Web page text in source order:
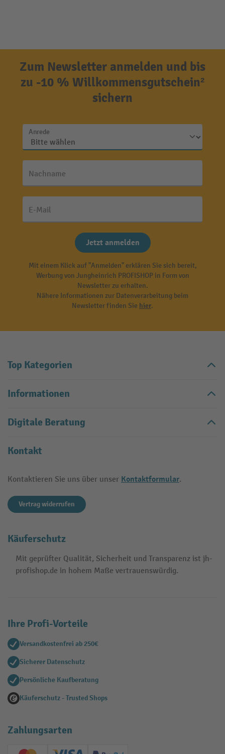
Zum Newsletter anmelden und bis
zu -10 % Willkommensgutschein²
sichern
Anrede
Nachname
E-Mail
Jetzt anmelden
Mit einem Klick auf "Anmelden" erklären Sie sich bereit,
Werbung von Jungheinrich PROFISHOP in Form von
Newsletter zu erhalten.
Nähere Informationen zur Datenverarbeitung beim
Newsletter finden Sie hier.
Top Kategorien
Informationen
Digitale Beratung
Kontakt
Kontaktieren Sie uns über unser Kontaktformular.
Vertrag widerrufen
Käuferschutz
Mit geprüfter Qualität, Sicherheit und Transparenz ist jh-
profishop.de in hohem Maße vertrauenswürdig.
Ihre Profi-Vorteile
Versandkostenfrei ab 250€
Sicherer Datenschutz
Persönliche Kaufberatung
Käuferschutz - Trusted Shops
Zahlungsarten